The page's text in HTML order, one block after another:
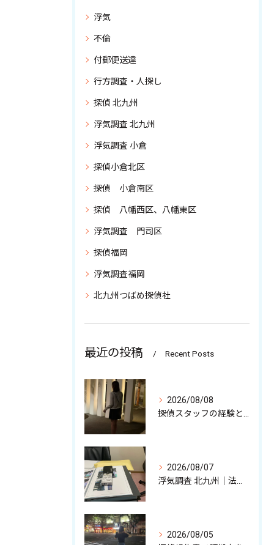
浮気
不倫
付郵便送達
行方調査・人探し
探偵 北九州
浮気調査 北九州
浮気調査 小倉
探偵小倉北区
探偵 小倉南区
探偵 八幡西区、八幡東区
浮気調査 門司区
探偵福岡
浮気調査福岡
北九州つばめ探偵社
最近の投稿 Recent Posts
2026/08/08
2026/08/07
2026/08/05